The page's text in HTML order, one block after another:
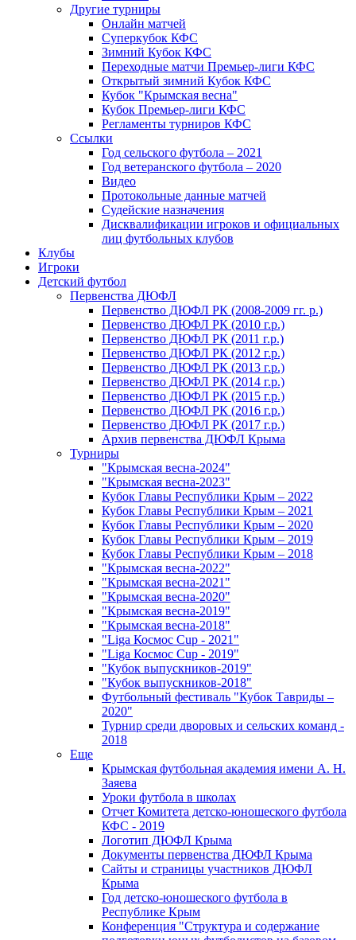
Другие турниры
Онлайн матчей
Суперкубок КФС
Зимний Кубок КФС
Переходные матчи Премьер-лиги КФС
Открытый зимний Кубок КФС
Кубок "Крымская весна"
Кубок Премьер-лиги КФС
Регламенты турниров КФС
Ссылки
Год сельского футбола – 2021
Год ветеранского футбола – 2020
Видео
Протокольные данные матчей
Судейские назначения
Дисквалификации игроков и официальных
лиц футбольных клубов
Клубы
Игроки
Детский футбол
Первенства ДЮФЛ
Первенство ДЮФЛ РК (2008-2009 гг. р.)
Первенство ДЮФЛ РК (2010 г.р.)
Первенство ДЮФЛ РК (2011 г.р.)
Первенство ДЮФЛ РК (2012 г.р.)
Первенство ДЮФЛ РК (2013 г.р.)
Первенство ДЮФЛ РК (2014 г.р.)
Первенство ДЮФЛ РК (2015 г.р.)
Первенство ДЮФЛ РК (2016 г.р.)
Первенство ДЮФЛ РК (2017 г.р.)
Архив первенства ДЮФЛ Крыма
Турниры
"Крымская весна-2024"
"Крымская весна-2023"
Кубок Главы Республики Крым – 2022
Кубок Главы Республики Крым – 2021
Кубок Главы Республики Крым – 2020
Кубок Главы Республики Крым – 2019
Кубок Главы Республики Крым – 2018
"Крымская весна-2022"
"Крымская весна-2021"
"Крымская весна-2020"
"Крымская весна-2019"
"Крымская весна-2018"
"Liga Космос Cup - 2021"
"Liga Космос Cup - 2019"
"Кубок выпускников-2019"
"Кубок выпускников-2018"
Футбольный фестиваль "Кубок Тавриды –
2020"
Турнир среди дворовых и сельских команд -
2018
Еще
Крымская футбольная академия имени А. Н.
Заяева
Уроки футбола в школах
Отчет Комитета детско-юношеского футбола
КФС - 2019
Логотип ДЮФЛ Крыма
Документы первенства ДЮФЛ Крыма
Сайты и страницы участников ДЮФЛ
Крыма
Год детско-юношеского футбола в
Республике Крым
Конференция "Структура и содержание